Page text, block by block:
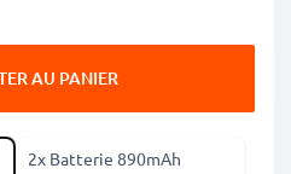
AU PANIER
2x Batterie 890mAh